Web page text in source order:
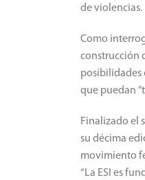
de violencias.
Como
construcción
posibilidades
que puedan
Finalizado el
su décima
movimiento
“La ESI es